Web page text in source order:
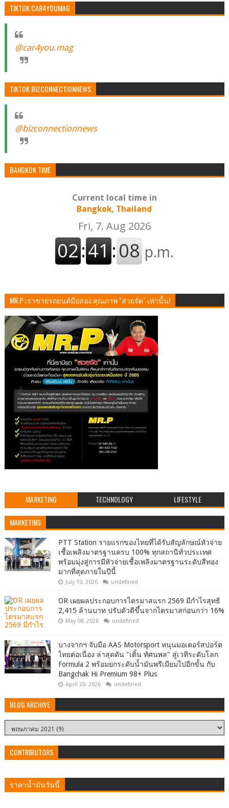
TIKTOK CAR4YOUMAG
@car4you.mag
TIKTOK BIZCONNECTIONNEWS
@bizconnectionnews
BANGKOK TIME
Current local time in
Bangkok, Thailand
MR.P เราขายรถยนต์มือสอง คุณภาพ "สวยจัด" เท่านั้น!
MARKETING TECHNOLOGY LIFESTYLE
MARKETING
PTT Station รายแรกของไทยที่ได้รับสัญลักษณ์หัวจ่าย
เชื้อเพลิงมาตรฐานครบ 100% ทุกสถานีทั่วประเทศ
พร้อมมุ่งสู่การมีหัวจ่ายเชื้อเพลิงมาตรฐานระดับสีทอง
มากที่สุดภายในปีนี้
July 10, 2026 undefined
OR เผยผลประกอบการไตรมาสแรก 2569 มีกำไรสุทธิ
2,415 ล้านบาท ปรับตัวดีขึ้นจากไตรมาสก่อนกว่า 16%
May 08, 2026 undefined
บางจากฯ จับมือ AAS Motorsport หนุนมอเตอร์สปอร์ต
ไทยต่อเนื่อง ล่าสุดดัน "เติ้น ทัศนพล" สู่เวทีระดับโลก
Formula 2 พร้อมยกระดับน้ำมันพรีเมียมไปอีกขั้น กับ
Bangchak Hi Premium 98+ Plus
April 20, 2026 undefined
BLOG ARCHIVE
CONTRIBUTORS
ราคาน้ำมันวันนี้